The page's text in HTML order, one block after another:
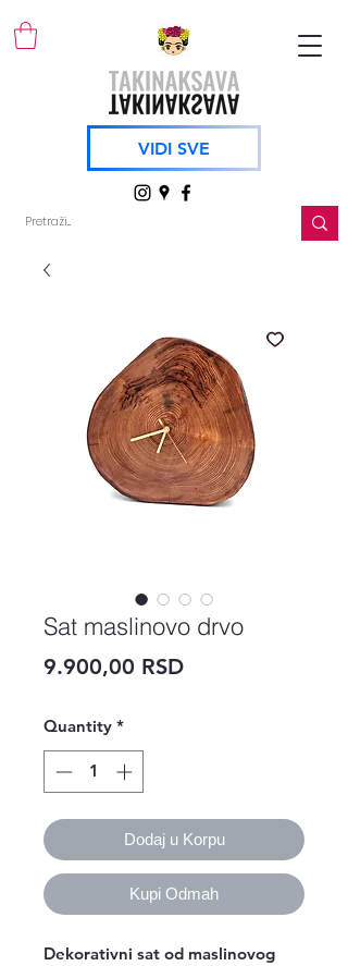
VIDI SVE
Sat maslinovo drvo
9.900,00 RSDPrice
Quantity *
Dodaj u Korpu
Kupi Odmah
Dekorativni sat od maslinovog